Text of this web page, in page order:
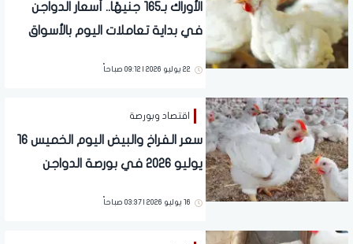
الأوراك بـ165 جنيهًا.. أسعار الدواجن
في بداية تعاملات اليوم بالأسواق
22 يوليو 2026 | 09:12 صباحاً
اقتصاد وبورصة
سعر الفراخ والبيض اليوم الخميس 16
يوليو 2026 في بورصة الدواجن
16 يوليو 2026 | 03:37 صباحاً